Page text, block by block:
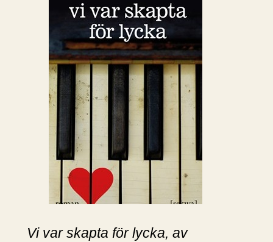
Vi var skapta för lycka, av